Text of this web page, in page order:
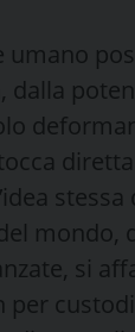
stessa
mondo,
si
per